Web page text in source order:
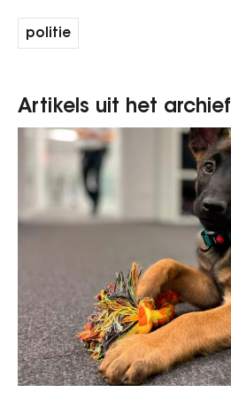
politie
Artikels uit het archief